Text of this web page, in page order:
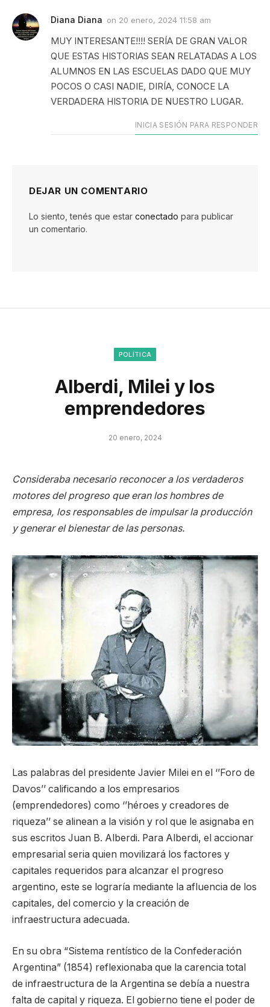
Diana Diana on 20 enero, 2024 11:58 am
MUY INTERESANTE!!!! SERÍA DE GRAN VALOR
QUE ESTAS HISTORIAS SEAN RELATADAS A LOS
ALUMNOS EN LAS ESCUELAS DADO QUE MUY
POCOS O CASI NADIE, DIRÍA, CONOCE LA
VERDADERA HISTORIA DE NUESTRO LUGAR.
INICIA SESIÓN PARA RESPONDER
DEJAR UN COMENTARIO
Lo siento, tenés que estar conectado para publicar
un comentario.
POLÍTICA
Alberdi, Milei y los
emprendedores
20 enero, 2024
Consideraba necesario reconocer a los verdaderos
motores del progreso que eran los hombres de
empresa, los responsables de impulsar la producción
y generar el bienestar de las personas.
Las palabras del presidente Javier Milei en el ‘’Foro de
Davos’’ calificando a los empresarios
(emprendedores) como ‘’héroes y creadores de
riqueza’’ se alinean a la visión y rol que le asignaba en
sus escritos Juan B. Alberdi. Para Alberdi, el accionar
empresarial seria quien movilizará los factores y
capitales requeridos para alcanzar el progreso
argentino, este se lograría mediante la afluencia de los
capitales, del comercio y la creación de
infraestructura adecuada.
En su obra “Sistema rentístico de la Confederación
Argentina” (1854) reflexionaba que la carencia total
de infraestructura de la Argentina se debía a nuestra
falta de capital y riqueza. El gobierno tiene el poder de